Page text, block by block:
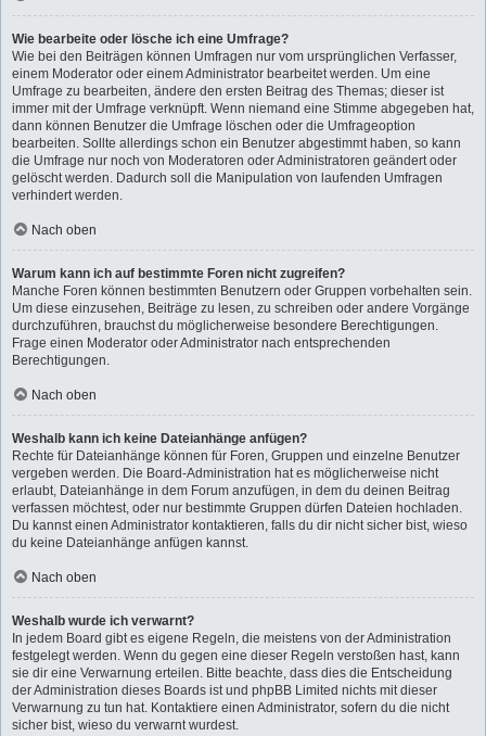
Wie bearbeite oder lösche ich eine Umfrage?
Wie bei den Beiträgen können Umfragen nur vom ursprünglichen Verfasser,
einem Moderator oder einem Administrator bearbeitet werden. Um eine
Umfrage zu bearbeiten, ändere den ersten Beitrag des Themas; dieser ist
immer mit der Umfrage verknüpft. Wenn niemand eine Stimme abgegeben hat,
dann können Benutzer die Umfrage löschen oder die Umfrageoption
bearbeiten. Sollte allerdings schon ein Benutzer abgestimmt haben, so kann
die Umfrage nur noch von Moderatoren oder Administratoren geändert oder
gelöscht werden. Dadurch soll die Manipulation von laufenden Umfragen
verhindert werden.
Nach oben
Warum kann ich auf bestimmte Foren nicht zugreifen?
Manche Foren können bestimmten Benutzern oder Gruppen vorbehalten sein.
Um diese einzusehen, Beiträge zu lesen, zu schreiben oder andere Vorgänge
durchzuführen, brauchst du möglicherweise besondere Berechtigungen.
Frage einen Moderator oder Administrator nach entsprechenden
Berechtigungen.
Nach oben
Weshalb kann ich keine Dateianhänge anfügen?
Rechte für Dateianhänge können für Foren, Gruppen und einzelne Benutzer
vergeben werden. Die Board-Administration hat es möglicherweise nicht
erlaubt, Dateianhänge in dem Forum anzufügen, in dem du deinen Beitrag
verfassen möchtest, oder nur bestimmte Gruppen dürfen Dateien hochladen.
Du kannst einen Administrator kontaktieren, falls du dir nicht sicher bist, wieso
du keine Dateianhänge anfügen kannst.
Nach oben
Weshalb wurde ich verwarnt?
In jedem Board gibt es eigene Regeln, die meistens von der Administration
festgelegt werden. Wenn du gegen eine dieser Regeln verstoßen hast, kann
sie dir eine Verwarnung erteilen. Bitte beachte, dass dies die Entscheidung
der Administration dieses Boards ist und phpBB Limited nichts mit dieser
Verwarnung zu tun hat. Kontaktiere einen Administrator, sofern du die nicht
sicher bist, wieso du verwarnt wurdest.